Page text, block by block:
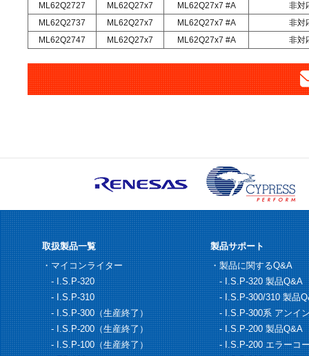
ML62Q2727
ML62Q27x7 ML62Q27x7 #A
非対
ML62Q2737
ML62Q27x7 ML62Q27x7 #A
非対
ML62Q2747
ML62Q27x7 ML62Q27x7 #A 非対
取扱製品一覧
・マイコンライター
- I.S.P-320
- I.S.P-310
- I.S.P-300（生産終了）
- I.S.P-200（生産終了）
- I.S.P-100（生産終了）
製品サポート
・製品に関するQ&A
-I.S.P-320 製品Q&A
-I.S.P-300/310 製品
-I.S.P-300系 アンイ
-I.S.P-200 製品Q&A
-I.S.P-200 エラーコ